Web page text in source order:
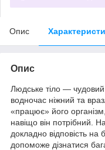
Опис
Опис
Людське тіло —
водночас ніжний та
«працює» його
навіщо він потрібний.
докладно відповість на
допоможе дізнатися